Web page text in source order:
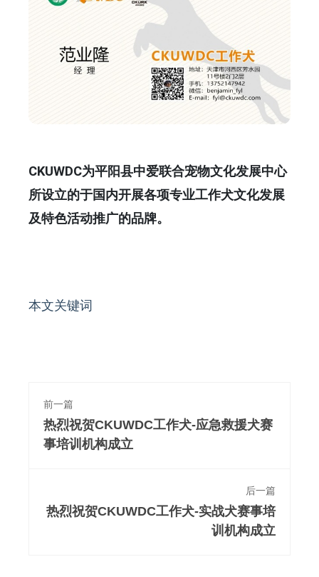
CKUWDC为平阳县中爱联合宠物文化发展中心
所设立的于国内开展各项专业工作犬文化发展
及特色活动推广的品牌。
本文关键词
前一篇
热烈祝贺CKUWDC工作犬-应急救援犬赛
事培训机构成立
后一篇
热烈祝贺CKUWDC工作犬-实战犬赛事培
训机构成立